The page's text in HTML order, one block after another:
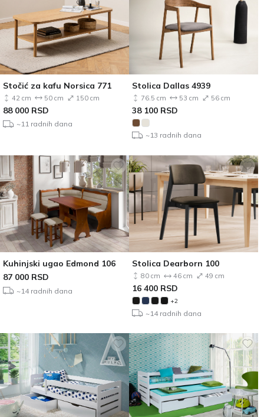
Stočić za kafu Norsica 771
42 cm 50 cm 150 cm
88 000 RSD
~11 radnih dana
Stolica Dallas 4939
76.5 cm 53 cm 56 cm
38 100 RSD
~13 radnih dana
Kuhinjski ugao Edmond 106
87 000 RSD
~14 radnih dana
Stolica Dearborn 100
80 cm 46 cm 49 cm
16 400 RSD
+2
~14 radnih dana